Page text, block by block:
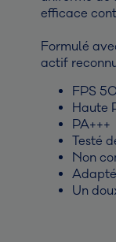
efficace
Formulé
actif
FPS 50
Haute
PA+++
Testé
Non
Un